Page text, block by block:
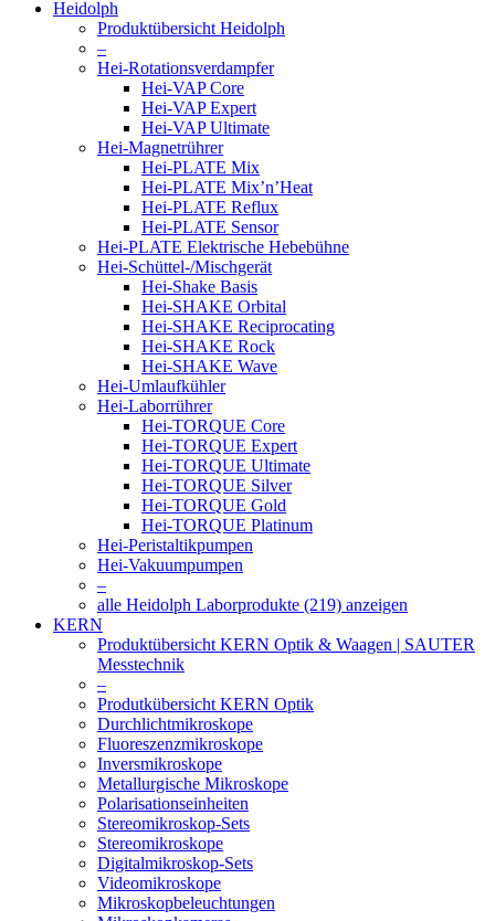
Heidolph
Produktübersicht Heidolph
–
Hei-Rotationsverdampfer
Hei-VAP Core
Hei-VAP Expert
Hei-VAP Ultimate
Hei-Magnetrührer
Hei-PLATE Mix
Hei-PLATE Mix’n’Heat
Hei-PLATE Reflux
Hei-PLATE Sensor
Hei-PLATE Elektrische Hebebühne
Hei-Schüttel-/Mischgerät
Hei-Shake Basis
Hei-SHAKE Orbital
Hei-SHAKE Reciprocating
Hei-SHAKE Rock
Hei-SHAKE Wave
Hei-Umlaufkühler
Hei-Laborrührer
Hei-TORQUE Core
Hei-TORQUE Expert
Hei-TORQUE Ultimate
Hei-TORQUE Silver
Hei-TORQUE Gold
Hei-TORQUE Platinum
Hei-Peristaltikpumpen
Hei-Vakuumpumpen
–
alle Heidolph Laborprodukte (219) anzeigen
KERN
Produktübersicht KERN Optik & Waagen | SAUTER
Messtechnik
–
Produtkübersicht KERN Optik
Durchlichtmikroskope
Fluoreszenzmikroskope
Inversmikroskope
Metallurgische Mikroskope
Polarisationseinheiten
Stereomikroskop-Sets
Stereomikroskope
Digitalmikroskop-Sets
Videomikroskope
Mikroskopbeleuchtungen